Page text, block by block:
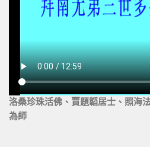
洛桑珍珠活佛、賈題韜居士、照海
為師